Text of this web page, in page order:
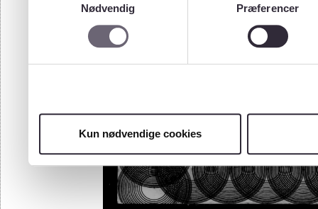
Nødvendig
Præferencer
Kun nødvendige cookies